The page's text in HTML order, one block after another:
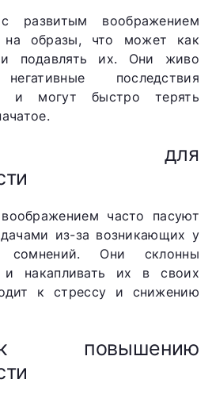
развитым воображением
на образы, что может как
и подавлять их. Они живо
последствия
и могут быстро терять
для
часто пасуют
из-за возникающих у
Они склонны
и накапливать их в своих
к стрессу и снижению